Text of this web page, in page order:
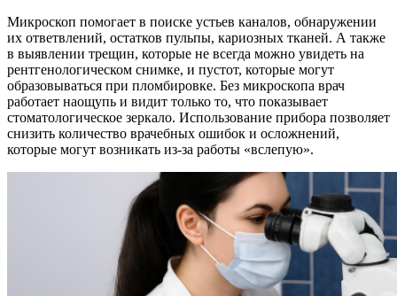
Микроскоп помогает в поиске устьев каналов, обнаружении
их ответвлений, остатков пульпы, кариозных тканей. А также
в выявлении трещин, которые не всегда можно увидеть на
рентгенологическом снимке, и пустот, которые могут
образовываться при пломбировке. Без микроскопа врач
работает наощупь и видит только то, что показывает
стоматологическое зеркало. Использование прибора позволяет
снизить количество врачебных ошибок и осложнений,
которые могут возникать из-за работы «вслепую».